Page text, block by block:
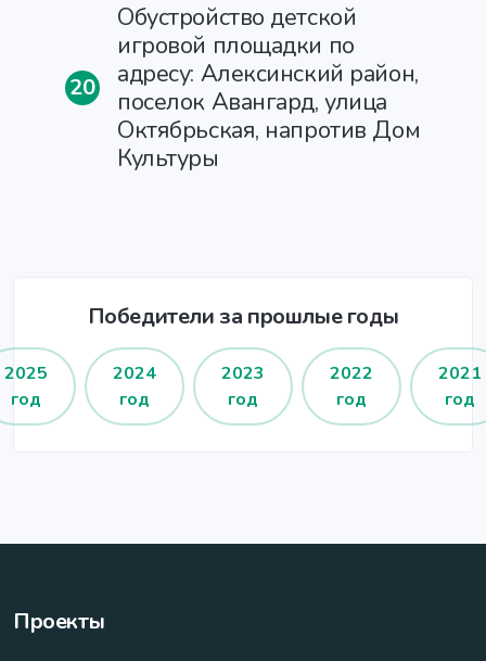
20
Обустройство детской
игровой площадки по
адресу: Алексинский район,
поселок Авангард, улица
Октябрьская, напротив Дом
Культуры
Победители за прошлые годы
2025
год
2024
год
2023
год
2022
год
2021
год
Проекты